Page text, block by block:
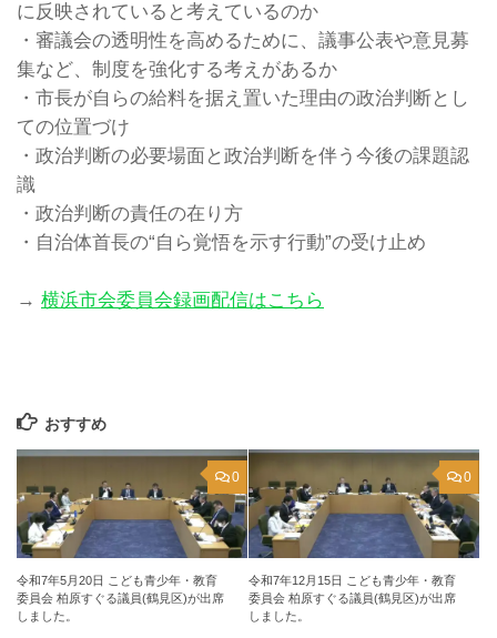
に反映されていると考えているのか
・審議会の透明性を高めるために、議事公表や意見募
集など、制度を強化する考えがあるか
・市長が自らの給料を据え置いた理由の政治判断とし
ての位置づけ
・政治判断の必要場面と政治判断を伴う今後の課題認
識
・政治判断の責任の在り方
・自治体首長の“自ら覚悟を示す行動”の受け止め
→ 横浜市会委員会録画配信はこちら
おすすめ
0
令和7年5月20日 こども青少年・教育
委員会 柏原すぐる議員(鶴見区)が出席
しました。
0
令和7年12月15日 こども青少年・教育
委員会 柏原すぐる議員(鶴見区)が出席
しました。